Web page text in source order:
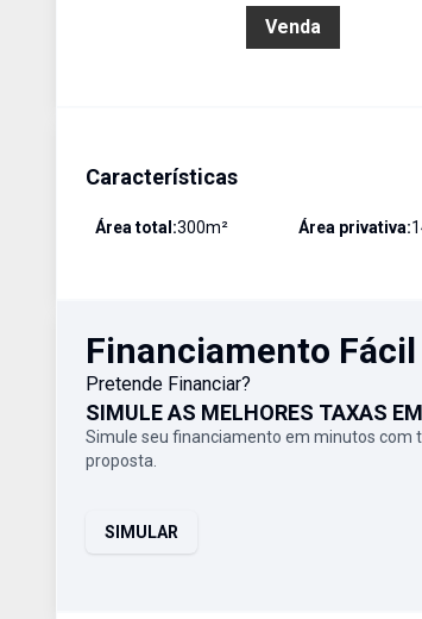
Venda
Características
Área total:300m² Área privativa:
Financiamento Fácil
Pretende Financiar?
SIMULE AS MELHORES TAXAS
Simule seu financiamento em minutos com
proposta.
SIMULAR